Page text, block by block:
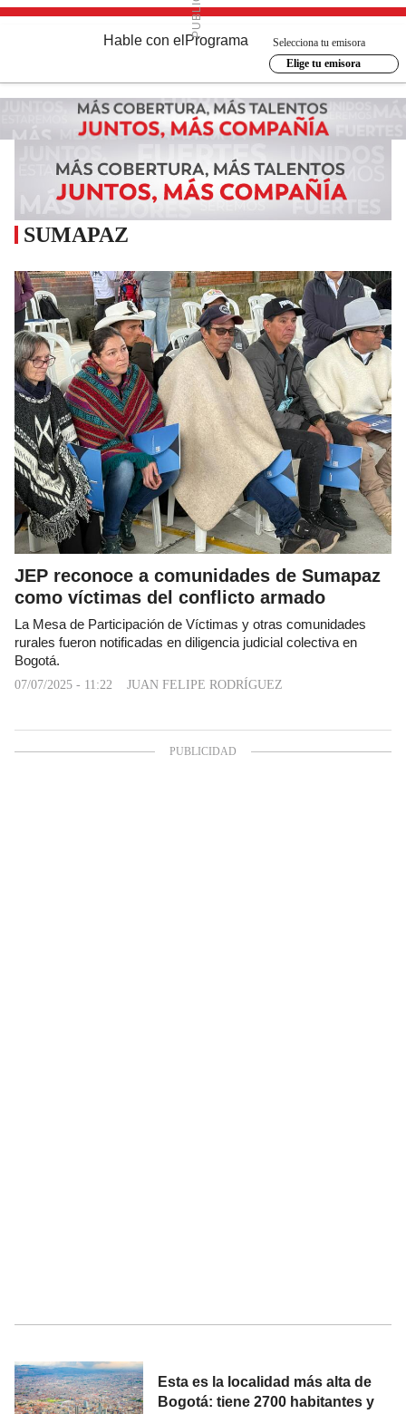
Hable con el Programa
Selecciona tu emisora
Elige tu emisora
SUMAPAZ
JEP reconoce a comunidades de Sumapaz
como víctimas del conflicto armado
La Mesa de Participación de Víctimas y otras comunidades
rurales fueron notificadas en diligencia judicial colectiva en
Bogotá.
07/07/2025 - 11:22 JUAN FELIPE RODRÍGUEZ
Esta es la localidad más alta de
Bogotá: tiene 2700 habitantes y